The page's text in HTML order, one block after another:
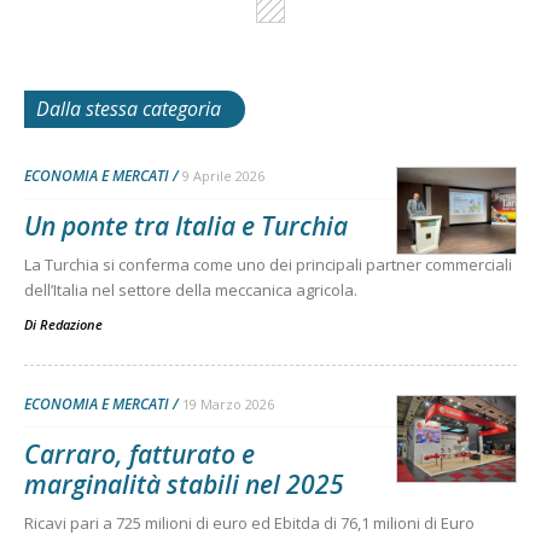
Dalla stessa categoria
ECONOMIA E MERCATI 9 Aprile 2026
Un ponte tra Italia e Turchia
La Turchia si conferma come uno dei principali partner commerciali
dell’Italia nel settore della meccanica agricola.
Di Redazione
ECONOMIA E MERCATI 19 Marzo 2026
Carraro, fatturato e
marginalità stabili nel 2025
Ricavi pari a 725 milioni di euro ed Ebitda di 76,1 milioni di Euro